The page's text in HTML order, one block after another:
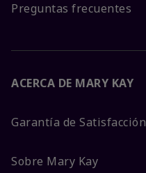
Preguntas frecuentes
ACERCA DE MARY KAY
Garantía de Satisfacción
Sobre Mary Kay